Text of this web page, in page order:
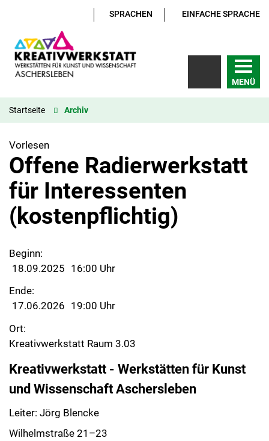
SPRACHEN EINFACHE SPRACHE
MENÜ
Startseite Archiv
Vorlesen
Offene Radierwerkstatt
für Interessenten
(kostenpflichtig)
Beginn:
18.09.2025 16:00 Uhr
Ende:
17.06.2026 19:00 Uhr
Ort:
Kreativwerkstatt Raum 3.03
Kreativwerkstatt - Werkstätten für Kunst
und Wissenschaft Aschersleben
Leiter: Jörg Blencke
Wilhelmstraße 21–23